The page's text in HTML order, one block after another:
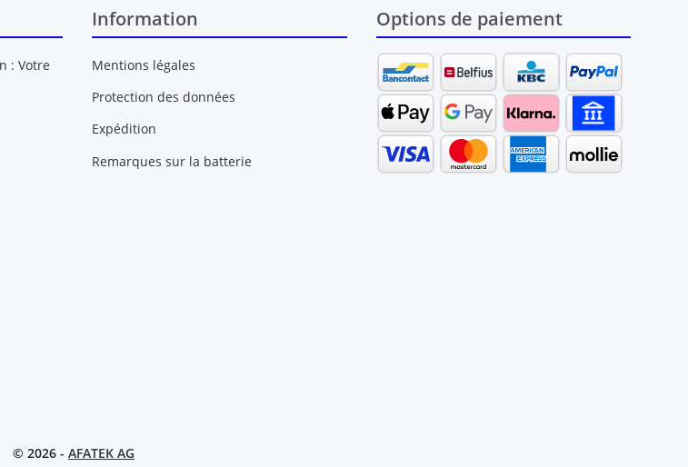
: Votre
Information
Mentions légales
Protection des données
Expédition
Remarques sur la batterie
Options de paiement
© 2026 - AFATEK AG